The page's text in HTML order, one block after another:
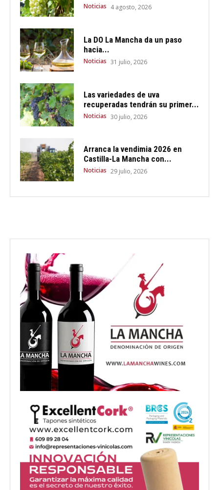
Noticias 4 agosto, 2026
La DO La Mancha da un paso
hacia...
Noticias 31 julio, 2026
Las variedades de uva
recuperadas tendrán su primer...
Noticias 30 julio, 2026
Arranca la vendimia 2026 en
Castilla-La Mancha con...
Noticias 29 julio, 2026